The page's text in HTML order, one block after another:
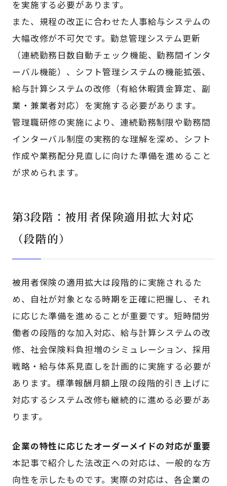
を実施する必要があります。
また、規程の改正に合わせた人事給与システムの
大幅改修が不可欠です。勤怠管理システム更新
（連続勤務日数自動チェック機能、勤務間インタ
ーバル機能）、シフト管理システムの機能拡張、
給与計算システムの改修（有給休暇賃金算定、副
業・兼業者対応）を実施する必要があります。
管理職研修の実施により、連続勤務制限や勤務間
インターバル制度の実務的な理解を深め、シフト
作成や業務配分見直しに向けた準備を進めること
が求められます。
第3段階：被用者保険適用拡大対応
（段階的）
被用者保険の適用拡大は段階的に実施されるた
め、自社が対象となる時期を正確に把握し、それ
に応じた準備を進めることが重要です。短時間労
働者の段階的な加入対応、給与計算システムの改
修、社会保険料負担増のシミュレーション、採用
戦略・給与体系見直しを計画的に実施する必要が
あります。標準報酬月額上限の段階的引き上げに
対応するシステム改修も継続的に進める必要があ
ります。
企業の特性に応じたオーダーメイドの対応が重要
本記事で紹介した法改正への対応は、一般的な方
向性を示したものです。実際の対応は、各企業の